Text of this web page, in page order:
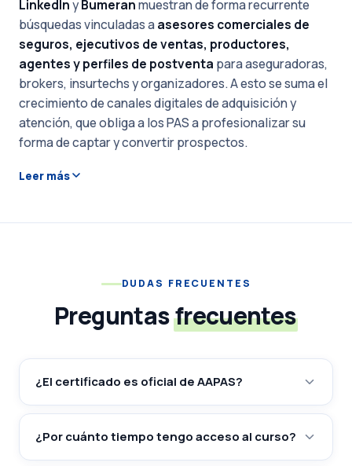
LinkedIny Bumeranmuestran de forma recurrente
búsquedas vinculadas aasesores comerciales de
seguros, ejecutivos de ventas, productores,
agentes y perfiles de postventa para aseguradoras,
brokers, insurtechs y organizadores. A esto se suma el
crecimiento de canales digitales de adquisición y
atención, que obliga a los PAS a profesionalizar su
forma de captar y convertir prospectos.
Leer más
DUDAS FRECUENTES
Preguntasfrecuentes
¿El certificado es oficial de AAPAS?
¿Por cuánto tiempo tengo acceso al curso?